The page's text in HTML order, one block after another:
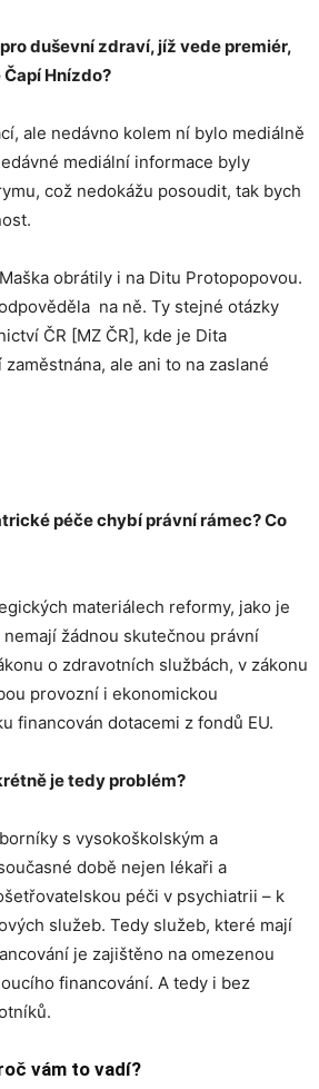
duševní zdraví, jíž vede premiér,
Hnízdo?
ale nedávno kolem ní bylo mediálně
mediální informace byly
což nedokážu posoudit, tak bych
obrátily i na Ditu Protopopovou.
na ně. Ty stejné otázky
ČR [MZ ČR], kde je Dita
ale ani to na zaslané
péče chybí právní rámec? Co
materiálech reformy, jako je
žádnou skutečnou právní
o zdravotních službách, v zákonu
provozní i ekonomickou
financován dotacemi z fondů EU.
je tedy problém?
s vysokoškolským a
době nejen lékaři a
péči v psychiatrii – k
služeb. Tedy služeb, které mají
je zajištěno na omezenou
financování. A tedy i bez
vám to vadí?